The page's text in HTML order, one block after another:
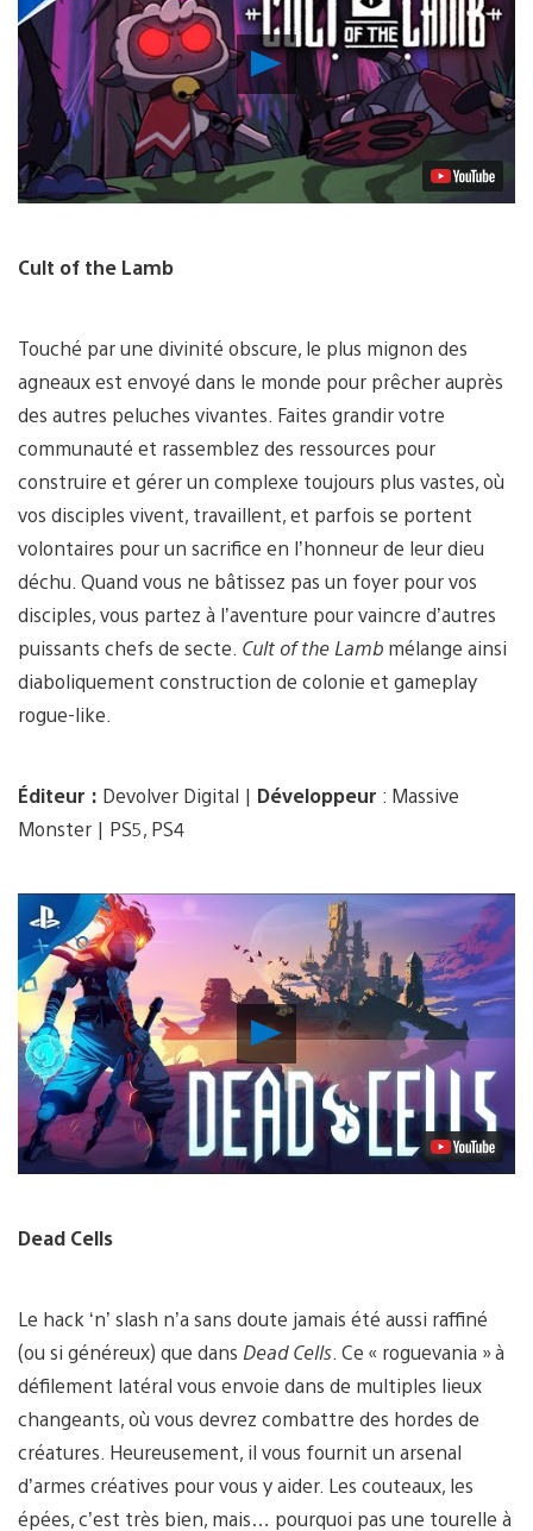
Lancer
la
vidéo
Cult of the Lamb
Touché par une divinité obscure, le plus mignon des
agneaux est envoyé dans le monde pour prêcher auprès
des autres peluches vivantes. Faites grandir votre
communauté et rassemblez des ressources pour
construire et gérer un complexe toujours plus vastes, où
vos disciples vivent, travaillent, et parfois se portent
volontaires pour un sacrifice en l’honneur de leur dieu
déchu. Quand vous ne bâtissez pas un foyer pour vos
disciples, vous partez à l’aventure pour vaincre d’autres
puissants chefs de secte. Cult of the Lamb mélange ainsi
diaboliquement construction de colonie et gameplay
rogue-like.
Éditeur : Devolver Digital | Développeur : Massive
Monster | PS5, PS4
Lancer
la
vidéo
Dead Cells
Le hack ‘n’ slash n’a sans doute jamais été aussi raffiné
(ou si généreux) que dans Dead Cells . Ce « roguevania » à
défilement latéral vous envoie dans de multiples lieux
changeants, où vous devrez combattre des hordes de
créatures. Heureusement, il vous fournit un arsenal
d’armes créatives pour vous y aider. Les couteaux, les
épées, c’est très bien, mais… pourquoi pas une tourelle à